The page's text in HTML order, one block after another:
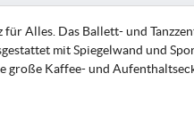
Alles. Das Ballett- und
mit Spiegelwand und
große Kaffee- und